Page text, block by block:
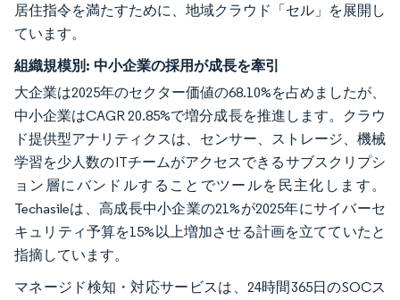
居住指令を満たすために、地域クラウド「セル」を展開し
ています。
組織規模別: 中小企業の採用が成長を牽引
大企業は2025年のセクター価値の68.10%を占めましたが、
中小企業はCAGR 20.85%で増分成長を推進します。クラウ
ド提供型アナリティクスは、センサー、ストレージ、機械
学習を少人数のITチームがアクセスできるサブスクリプシ
ョン層にバンドルすることでツールを民主化します。
Techasileは、高成長中小企業の21%が2025年にサイバーセ
キュリティ予算を15%以上増加させる計画を立てていたと
指摘しています。
マネージド検知・対応サービスは、24時間365日のSOCス